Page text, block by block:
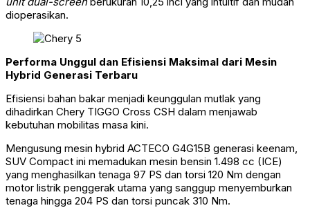
dioperasikan.
Performa Unggul dan Efisiensi Maksimal dari Mesin
Hybrid Generasi Terbaru
Efisiensi bahan bakar menjadi keunggulan mutlak yang
dihadirkan Chery TIGGO Cross CSH dalam menjawab
kebutuhan mobilitas masa kini.
Mengusung mesin hybrid ACTECO G4G15B generasi keenam,
SUV Compact ini memadukan mesin bensin 1.498 cc (ICE)
yang menghasilkan tenaga 97 PS dan torsi 120 Nm dengan
motor listrik penggerak utama yang sanggup menyemburkan
tenaga hingga 204 PS dan torsi puncak 310 Nm.